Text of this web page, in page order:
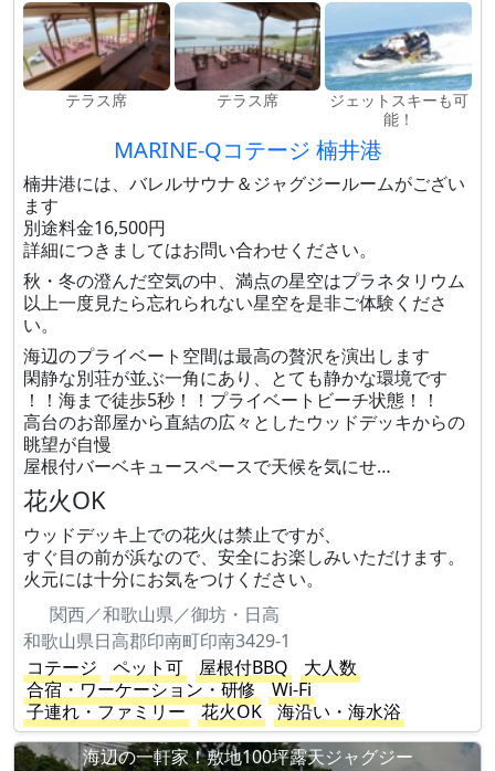
テラス席 テラス席
ジェットスキーも可
能！
MARINE-Qコテージ 楠井港
楠井港には、バレルサウナ＆ジャグジールームがござい
ます
別途料金16,500円
詳細につきましてはお問い合わせください。
秋・冬の澄んだ空気の中、満点の星空はプラネタリウム
以上一度見たら忘れられない星空を是非ご体験くださ
い。
海辺のプライベート空間は最高の贅沢を演出します
閑静な別荘が並ぶ一角にあり、とても静かな環境です
！！海まで徒歩5秒！！プライベートビーチ状態！！
高台のお部屋から直結の広々としたウッドデッキからの
眺望が自慢
屋根付バーベキュースペースで天候を気にせ…
花火OK
ウッドデッキ上での花火は禁止ですが、
すぐ目の前が浜なので、安全にお楽しみいただけます。
火元には十分にお気をつけください。
関西／和歌山県／御坊・日高
和歌山県日高郡印南町印南3429-1
コテージ
ペット可 屋根付BBQ
大人数
合宿・ワーケーション・研修
Wi-Fi
子連れ・ファミリー
花火OK
海沿い・海水浴
海辺の一軒家！敷地100坪露天ジャグジー